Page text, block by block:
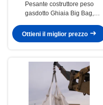
Pesante costruttore peso
gasdotto Ghiaia Big Bag,
Ton
Ottieni il miglior prezzo